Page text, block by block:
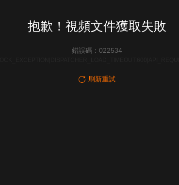
抱歉！視頻文件獲取失敗
錯誤碼：022534
刷新重試